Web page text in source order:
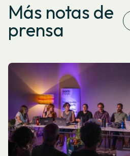
Más notas de
prensa